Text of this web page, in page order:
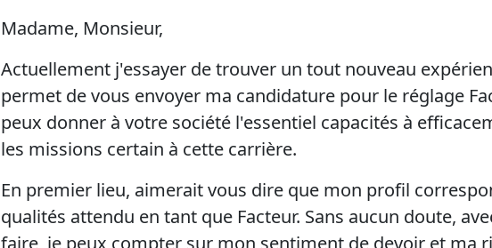
Madame, Monsieur,
Actuellement j'essayer de trouver un tout nouveau
permet de vous envoyer ma candidature pour le réglage
peux donner à votre société l'essentiel capacités à
les missions certain à cette carrière.
En premier lieu, aimerait vous dire que mon profil
qualités attendu en tant que Facteur. Sans aucun doute,
faire, je peux compter sur mon sentiment de devoir et ma